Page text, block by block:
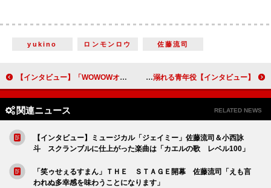
yukino ロンモンロウ 佐藤流司
【インタビュー】「WOWOWオリジナルドラマ 青野くんに触りたいから死にたい」主演・佐藤勝利の彼女役の高橋ひかる「青野くんは罪な男だなって思います」 【インタビュー】映画『ツーアウトフルベース』阿部顕嵐「自分の幅を広げるチャンスだと思いました」長編映画初主演でドラッグに溺れる青年役
関連ニュース RELATED NEWS
【インタビュー】ミュージカル「ジェイミー」佐藤流司＆小西詠
斗 スクランブルに仕上がった楽曲は「カエルの歌 レベル100」
「笑ゥせぇるすまん」ＴＨＥ ＳＴＡＧＥ開幕 佐藤流司「えも言
われぬ多幸感を味わうことになります」